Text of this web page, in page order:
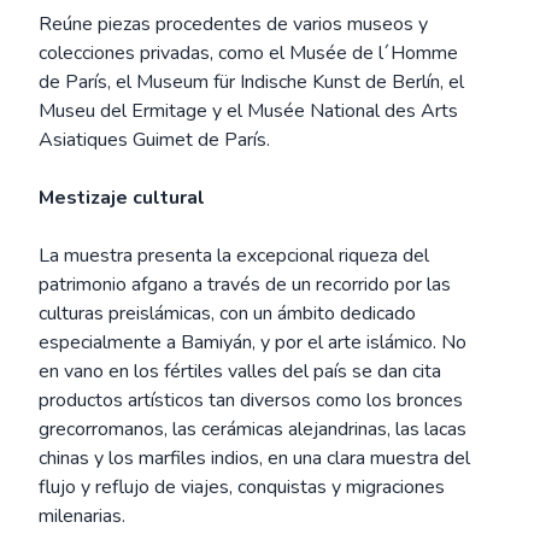
Reúne piezas procedentes de varios museos y
colecciones privadas, como el Musée de l´Homme
de París, el Museum für Indische Kunst de Berlín, el
Museu del Ermitage y el Musée National des Arts
Asiatiques Guimet de París.
Mestizaje cultural
La muestra presenta la excepcional riqueza del
patrimonio afgano a través de un recorrido por las
culturas preislámicas, con un ámbito dedicado
especialmente a Bamiyán, y por el arte islámico. No
en vano en los fértiles valles del país se dan cita
productos artísticos tan diversos como los bronces
grecorromanos, las cerámicas alejandrinas, las lacas
chinas y los marfiles indios, en una clara muestra del
flujo y reflujo de viajes, conquistas y migraciones
milenarias.